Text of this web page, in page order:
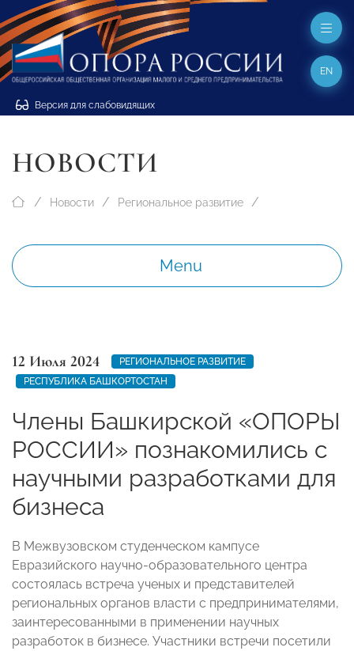
Версия для слабовидящих
EN
НОВОСТИ
Новости Региональное развитие
Menu
12 Июля 2024
РЕГИОНАЛЬНОЕ РАЗВИТИЕ
РЕСПУБЛИКА БАШКОРТОСТАН
Члены Башкирской «ОПОРЫ
РОССИИ» познакомились с
научными разработками для
бизнеса
В Межвузовском студенческом кампусе
Евразийского научно-образовательного центра
состоялась встреча ученых и представителей
региональных органов власти с предпринимателями,
заинтересованными в применении научных
разработок в бизнесе. Участники встречи посетили